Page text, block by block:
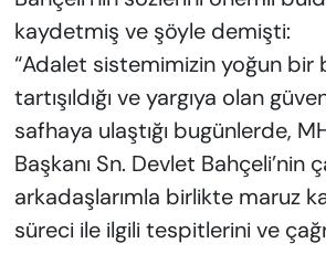
kaydetmiş ve şöyle demişti:
“Adalet sistemimizin yoğun bir
tartışıldığı ve yargıya olan
safhaya ulaştığı bugünlerde,
Başkanı Sn. Devlet Bahçeli’nin
arkadaşlarımla birlikte maruz
süreci ile ilgili tespitlerini ve